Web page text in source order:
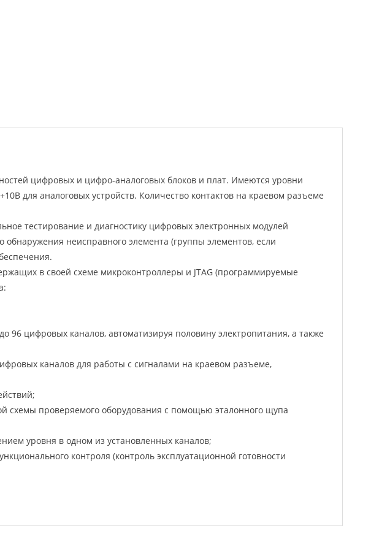
цифровых и цифро-аналоговых блоков и плат. Имеются уровни
для аналоговых устройств. Количество контактов на краевом разъеме
тестирование и диагностику цифровых электронных модулей
неисправного элемента (группы элементов, если
в своей схеме микроконтроллеры и JTAG (программируемые
цифровых каналов, автоматизируя половину электропитания, а также
каналов для работы с сигналами на краевом разъеме,
схемы проверяемого оборудования с помощью эталонного щупа
уровня в одном из установленных каналов;
контроля (контроль эксплуатационной готовности